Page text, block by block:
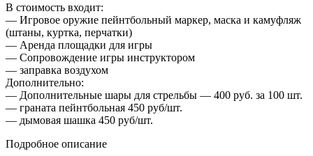
В стоимость входит:
— Игровое оружие пейнтбольный маркер, маска и камуфляж
(штаны, куртка, перчатки)
— Аренда площадки для игры
— Сопровождение игры инструктором
— заправка воздухом
Дополнительно:
— Дополнительные шары для стрельбы — 400 руб. за 100 шт.
— граната пейнтбольная 450 руб/шт.
— дымовая шашка 450 руб/шт.
Подробное описание